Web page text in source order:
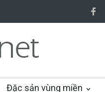
Đặc sản vùng miền